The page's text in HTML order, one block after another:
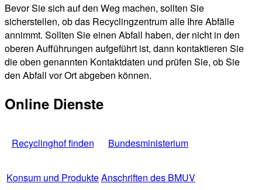
Bevor Sie sich auf den Weg machen, sollten Sie
sicherstellen, ob das Recyclingzentrum alle Ihre Abfälle
annimmt. Sollten Sie einen Abfall haben, der nicht in den
oberen Aufführungen aufgeführt ist, dann kontaktieren Sie
die oben genannten Kontaktdaten und prüfen Sie, ob Sie
den Abfall vor Ort abgeben können.
Online Dienste
Recyclinghof finden Bundesministerium
Konsum und ProdukteAnschriften des BMUV